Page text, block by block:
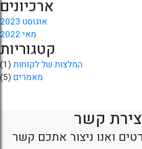
ארכיונים
אוגוסט 2023
מאי 2022
קטגוריות
המלצות של לקוחות (1)
מאמרים (5)
קשר
ואנו ניצור אתכם קשר